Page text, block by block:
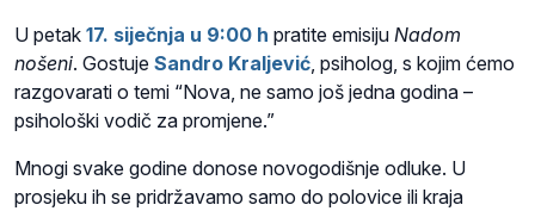
U petak 17. siječnja u 9:00 h pratite emisiju Nadom
nošeni. Gostuje Sandro Kraljević , psiholog, s kojim ćemo
razgovarati o temi “Nova, ne samo još jedna godina –
psihološki vodič za promjene.”
Mnogi svake godine donose novogodišnje odluke. U
prosjeku ih se pridržavamo samo do polovice ili kraja